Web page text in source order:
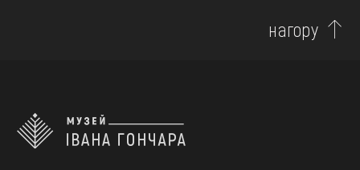
нагору